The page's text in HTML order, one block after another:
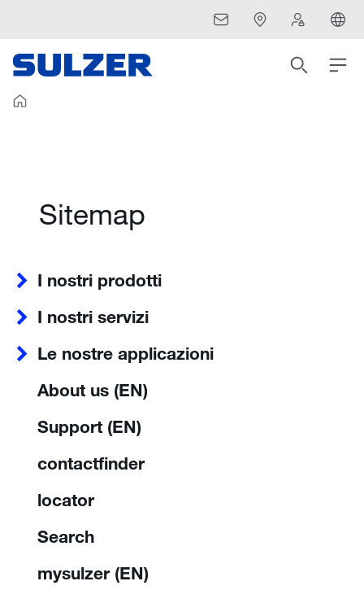
Sitemap
I nostri prodotti
I nostri servizi
Le nostre applicazioni
About us (EN)
Support (EN)
contactfinder
locator
Search
mysulzer (EN)